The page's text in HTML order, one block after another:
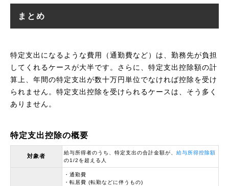
まとめ
特定支出になるような費用（通勤費など）は、勤務先が負担
してくれるケースが大半です。さらに、特定支出控除額の計
算上、年間の特定支出が数十万円単位でなければ控除を受け
られません。特定支出控除を受けられるケースは、そう多く
ありません。
特定支出控除の概要
対象者 給与所得者のうち、特定支出の合計金額が、 給与所得控除額
の1/2を超える人
・通勤費
・転居費 (転勤などに伴うもの)